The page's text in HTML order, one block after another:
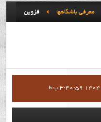
معرفي باشگاهها قزوين